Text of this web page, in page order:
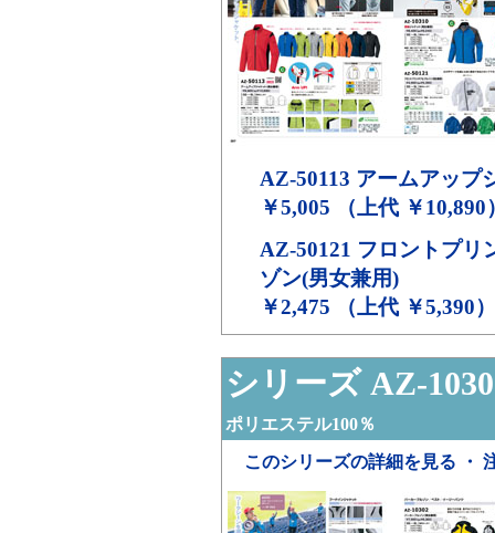
AZ-50113 アームアップ
￥5,005 （上代 ￥10,890
AZ-50121 フロントプリ
ゾン(男女兼用)
￥2,475 （上代 ￥5,390）
シリーズ AZ-
ポリエステル100％
このシリーズの詳細を見る ・